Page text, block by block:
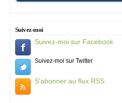
Suivez-moi
Suivez-moi sur Facebook
Suivez-moi sur Twitter
S'abonner au flux RSS